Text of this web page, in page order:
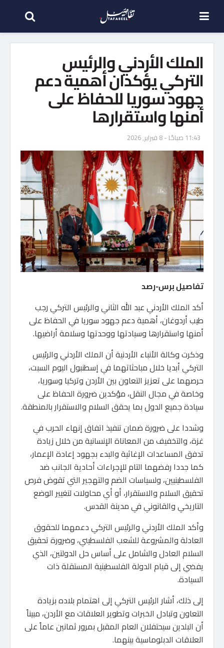
الملك الأردني والرئيس
التركي يؤكدان أهمية دعم
جهود سوريا للحفاظ على
أمنها واستقرارها
11:43 صباحًا - 8 فبراير, 2026
تفاصيل برس-رصد
أكد الملك الأردني عبد الله الثاني والرئيس التركي رجب
طيب أردوغان، أهمية دعم جهود سوريا في الحفاظ على
أمنها واستقرارها وسيادتها ووحدتها وسلامة أراضيها.
وذكرت وكالة الأنباء الأردنية أن الملك الأردني والرئيس
التركي أبديا خلال مباحثاتهما في إسطنبول اليوم السبت،
حرصهما على تعزيز التعاون بين الأردن وتركيا وسوريا،
وخاصة في مجال النقل، مؤكدين ضرورة الحفاظ على
سيادة جميع الدول بما يحقق السلام والاستقرار بالمنطقة.
وشددا على ضرورة ضمان تنفيذ اتفاق إنهاء الحرب في
غزة، والتخفيف من المعاناة الإنسانية من خلال زيادة
تدفق المساعدات الإغاثية والبدء بجهود إعادة الإعمار،
كما جددا رفضهما التام للإجراءات أحادية الجانب ضد
الفلسطينيين، ولسياسات الضم والتهجير التي تقوض فرص
تحقيق السلام والاستقرار، أو أي محاولات لتغيير الوضع
التاريخي والقانوني في مدينة القدس.
وأكد الملك الأردني والرئيس التركي دعمهما للحقوق
العادلة والمشروعة للشعب الفلسطيني، وضرورة تحقيق
السلام العادل والشامل على أساس حل الدولتين، الذي
يفضي إلى قيام الدولة الفلسطينية المستقلة ذات
السيادة.
إلى ذلك، أشار الرئيس التركي إلى اهتمام بلاده بزيادة
التعاون وتبادل الخبرات وتطوير العلاقات مع الأردن، مبيناً
أن البلدين سيحتفلان العام المقبل بمرور ثمانين عاماً على
العلاقات الدبلوماسية بينهما.